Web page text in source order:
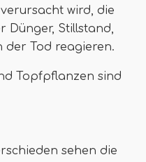
wird, die
Dünger, Stillstand,
der Tod reagieren.
Topfpflanzen sind
sehen die